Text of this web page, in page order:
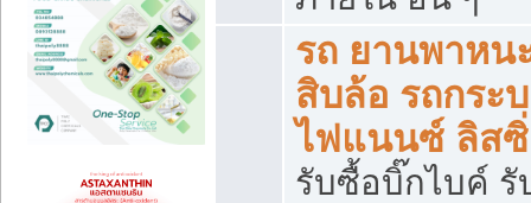
รถ ยานพาหน
สิบล้อ รถกระ
ไฟแนนซ์ ลิส
รับซื้อบิ๊กไบค์